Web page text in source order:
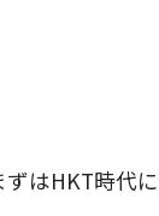
はHKT時代